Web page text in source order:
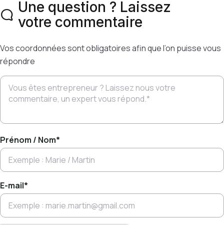
Une question ? Laissez
votre commentaire
Vos coordonnées sont obligatoires afin que l’on puisse vous
répondre
Prénom / Nom*
E-mail*